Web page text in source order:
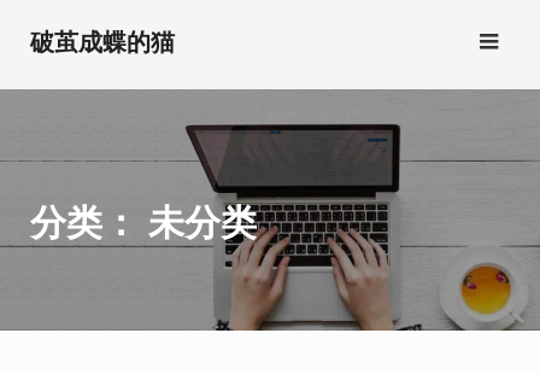
破茧成蝶的猫
分类： 未分类